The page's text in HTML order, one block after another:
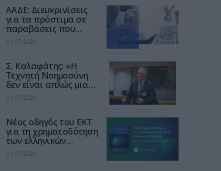
ΑΑΔΕ: Διευκρινίσεις
για τα πρόστιμα σε
παραβάσεις που
αφορούν τους ΦΗΜ
31.07.2026
Σ. Καλαφάτης: «Η
Τεχνητή Νοημοσύνη
δεν είναι απλώς μια
νέα τεχνολογία, είναι
μια νέα βιομηχανική
31.07.2026
Νέος οδηγός του ΕΚΤ
για τη χρηματοδότηση
των ελληνικών
επιχειρήσεων στον
χώρο της άμυνας
31.07.2026